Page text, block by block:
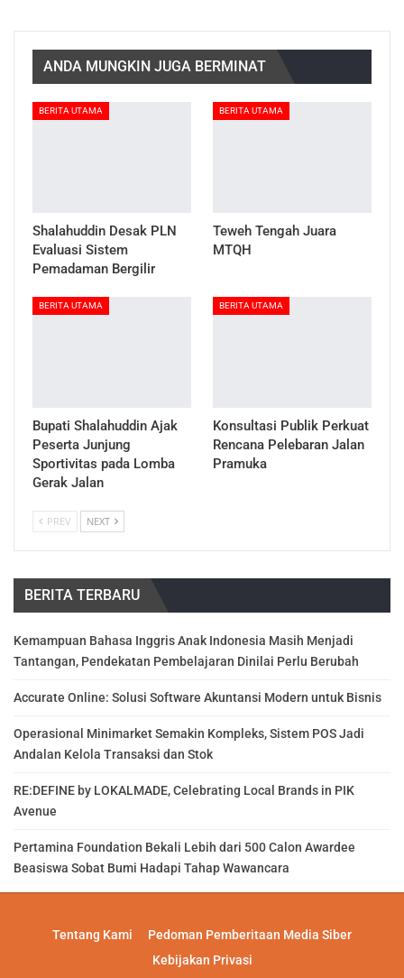
ANDA MUNGKIN JUGA BERMINAT
BERITA UTAMA
Shalahuddin Desak PLN
Evaluasi Sistem
Pemadaman Bergilir
BERITA UTAMA
Teweh Tengah Juara
MTQH
BERITA UTAMA
Bupati Shalahuddin Ajak
Peserta Junjung
Sportivitas pada Lomba
Gerak Jalan
BERITA UTAMA
Konsultasi Publik Perkuat
Rencana Pelebaran Jalan
Pramuka
PREV NEXT
BERITA TERBARU
Kemampuan Bahasa Inggris Anak Indonesia Masih Menjadi
Tantangan, Pendekatan Pembelajaran Dinilai Perlu Berubah
Accurate Online: Solusi Software Akuntansi Modern untuk Bisnis
Operasional Minimarket Semakin Kompleks, Sistem POS Jadi
Andalan Kelola Transaksi dan Stok
RE:DEFINE by LOKALMADE, Celebrating Local Brands in PIK
Avenue
Pertamina Foundation Bekali Lebih dari 500 Calon Awardee
Beasiswa Sobat Bumi Hadapi Tahap Wawancara
Tentang Kami
Pedoman Pemberitaan Media Siber
Kebijakan Privasi